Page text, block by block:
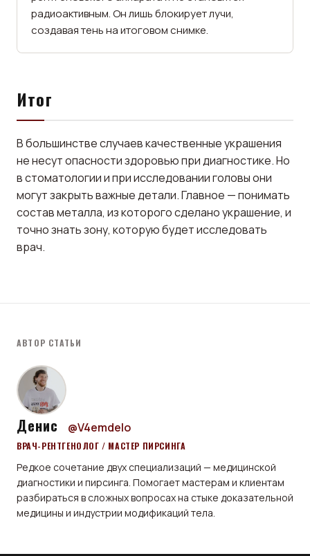
радиоактивным. Он лишь блокирует лучи,
создавая тень на итоговом снимке.
Итог
В большинстве случаев качественные украшения
не несут опасности здоровью при диагностике. Но
в стоматологии и при исследовании головы они
могут закрыть важные детали. Главное — понимать
состав металла, из которого сделано украшение, и
точно знать зону, которую будет исследовать
врач.
АВТОР СТАТЬИ
Денис @V4emdelo
ВРАЧ-РЕНТГЕНОЛОГ / МАСТЕР ПИРСИНГА
Редкое сочетание двух специализаций — медицинской
диагностики и пирсинга. Помогает мастерам и клиентам
разбираться в сложных вопросах на стыке доказательной
медицины и индустрии модификаций тела.